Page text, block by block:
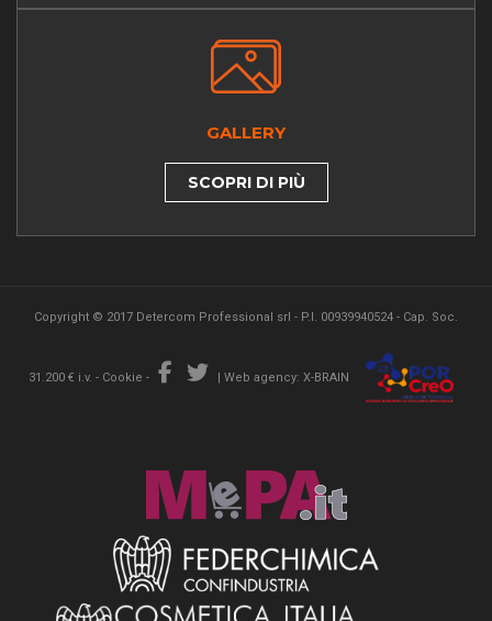
GALLERY
SCOPRI DI PIÙ
Copyright © 2017 Detercom Professional srl - P.I. 00939940524 - Cap. Soc.
31.200 € i.v. - Cookie - | Web agency: X-BRAIN